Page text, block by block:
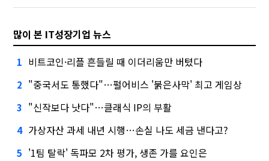
많이 본 IT성장기업 뉴스
1 비트코인·리플 흔들릴 때 이더리움만 버텼다
2 "중국서도 통했다"…펄어비스 '붉은사막' 최고 게임상
3 "신작보다 낫다"…클래식 IP의 부활
4 가상자산 과세 내년 시행…손실 나도 세금 낸다고?
5 '1팀 탈락' 독파모 2차 평가, 생존 가를 요인은